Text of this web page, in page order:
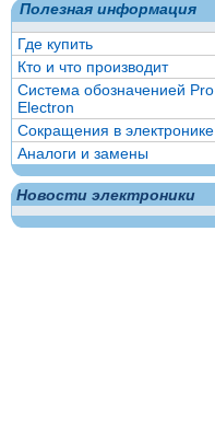
Полезная информация
Где купить
Кто и что производит
Система обозначенией Pro
Electron
Сокращения в электронике
Аналоги и замены
Новости электроники